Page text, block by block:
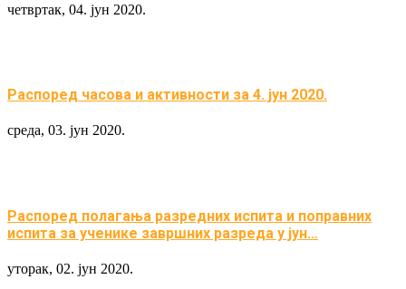
четвртак, 04. јун 2020.
Распоред часова и активности за 4. јун 2020.
среда, 03. јун 2020.
Распоред полагања разредних испита и поправних
испита за ученике завршних разреда у јун…
уторак, 02. јун 2020.